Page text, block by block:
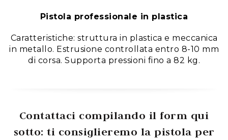
Pistola professionale in plastica
Caratteristiche: struttura in plastica e meccanica
in metallo. Estrusione controllata entro 8-10 mm
di corsa. Supporta pressioni fino a 82 kg.
Contattaci compilando il form qui
sotto: ti consiglieremo la pistola per